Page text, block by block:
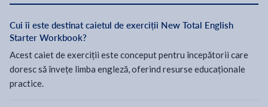
Cui îi este destinat caietul de exerciții New Total English
Starter Workbook?
Acest caiet de exerciții este conceput pentru începătorii care
doresc să învețe limba engleză, oferind resurse educaționale
practice.